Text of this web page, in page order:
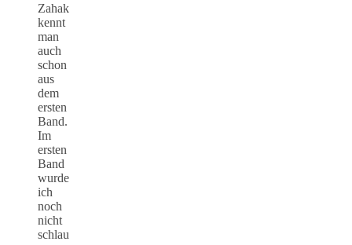
Zahak
kennt
man
auch
schon
aus
dem
ersten
Band.
Im
ersten
Band
wurde
ich
noch
nicht
schlau